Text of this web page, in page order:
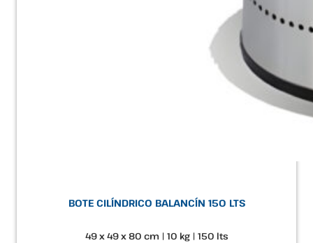
BOTE CILÍNDRICO BALANCÍN 150 LTS
49 x 49 x 80 cm | 10 kg | 150 lts